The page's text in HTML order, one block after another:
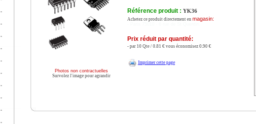
Photos non contractuelles
Survolez l'image pour agrandir
Référence produit : YK36
Achetez ce produit directement en magasin:
Prix réduit par quantité:
- par 10 Qte / 0.81 € vous économisez 0.90 €
Imprimer cette page